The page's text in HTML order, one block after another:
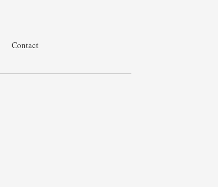
Contact